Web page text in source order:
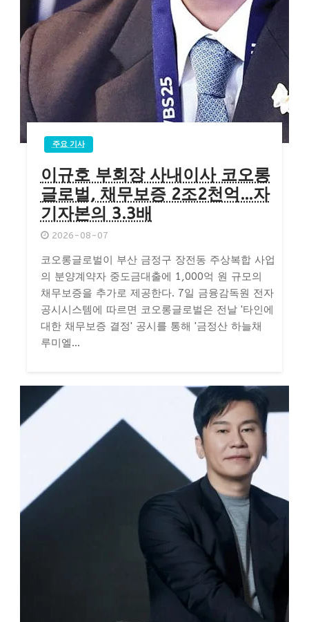
주요 기사
이규호 부회장 사내이사 코오롱
글로벌, 채무보증 2조2천억…자
기자본의 3.3배
2026-08-07
코오롱글로벌이 부산 금정구 장전동 주상복합 사업
의 분양계약자 중도금대출에 1,000억 원 규모의
채무보증을 추가로 제공한다. 7일 금융감독원 전자
공시시스템에 따르면 코오롱글로벌은 전날 '타인에
대한 채무보증 결정' 공시를 통해 '금정산 하늘채
루미엘...